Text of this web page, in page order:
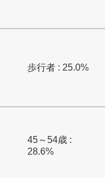
歩行者 : 25.0%
45～54歳 :
28.6%